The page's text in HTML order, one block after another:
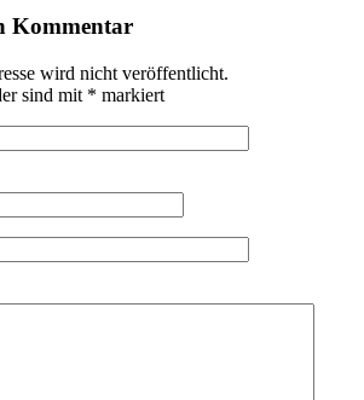
Kommentar
wird nicht veröffentlicht.
sind mit * markiert